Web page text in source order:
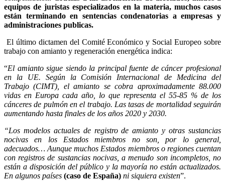
equipos de juristas especializados en la materia, muchos casos
están terminando en sentencias condenatorias a empresas y
administraciones publicas.
El último dictamen del Comité Económico y Social Europeo sobre
trabajo con amianto y regeneración energética indica:
“El amianto sigue siendo la principal fuente de cáncer profesional
en la UE. Según la Comisión Internacional de Medicina del
Trabajo (CIMT), el amianto se cobra aproximadamente 88.000
vidas en Europa cada año, lo que representa el 55-85 % de los
cánceres de pulmón en el trabajo. Las tasas de mortalidad seguirán
aumentando hasta finales de los años 2020 y 2030.
“Los modelos actuales de registro de amianto y otras sustancias
nocivas en los Estados miembros no son, por lo general,
adecuados… Aunque muchos Estados miembros o regiones cuentan
con registros de sustancias nocivas, a menudo son incompletos, no
están a disposición del público y la mayoría no están actualizados.
En algunos países (caso de España) ni siquiera existen”.